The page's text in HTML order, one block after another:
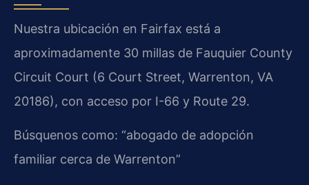
Nuestra ubicación en Fairfax está a
aproximadamente 30 millas de Fauquier County
Circuit Court (6 Court Street, Warrenton, VA
20186), con acceso por I-66 y Route 29.
Búsquenos como: “abogado de adopción
familiar cerca de Warrenton”